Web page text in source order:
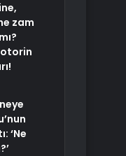
zam
‘Ne